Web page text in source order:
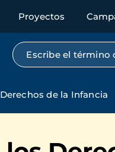
Proyectos
Búsqueda por
de la Infancia